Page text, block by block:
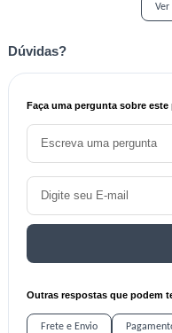
Dúvidas?
Faça uma pergunta sobre
Outras respostas que podem
Frete e Envio